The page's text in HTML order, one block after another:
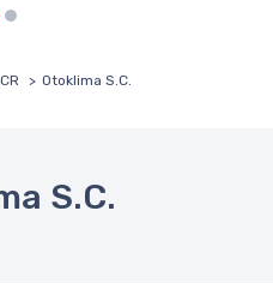
Otoklima S.C.
S.C.